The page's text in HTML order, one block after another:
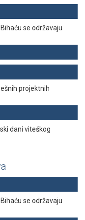
se održavaju
projektnih
dani viteškog
se održavaju